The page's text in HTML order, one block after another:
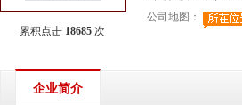
累积点击 18685 次
公司地图：
企业简介